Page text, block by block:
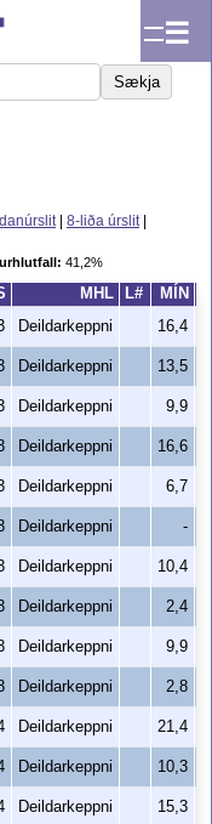
☰
Sækja
| 8-liða úrslit|
41,2%
MHL L# MÍN
Deildarkeppni
16,4
Deildarkeppni
13,5
Deildarkeppni
9,9
Deildarkeppni
16,6
Deildarkeppni
6,7
Deildarkeppni
-
Deildarkeppni
10,4
Deildarkeppni
2,4
Deildarkeppni
9,9
Deildarkeppni
2,8
Deildarkeppni
21,4
Deildarkeppni
10,3
Deildarkeppni
15,3